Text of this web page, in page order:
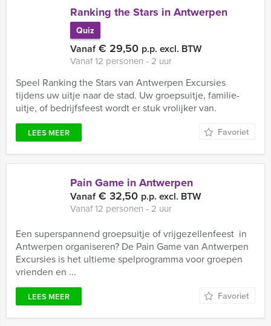
Ranking the Stars in Antwerpen
Quiz
Vanaf€ 29,50 p.p. excl. BTW
Vanaf 12 personen ‐ 2 uur
Speel Ranking the Stars van Antwerpen Excursies
tijdens uw uitje naar de stad. Uw groepsuitje, familie-
uitje, of bedrijfsfeest wordt er stuk vrolijker van.
LEES MEER Favoriet
Pain Game in Antwerpen
Vanaf€ 32,50 p.p. excl. BTW
Vanaf 12 personen ‐ 2 uur
Een superspannend groepsuitje of vrijgezellenfeest in
Antwerpen organiseren? De Pain Game van Antwerpen
Excursies is het ultieme spelprogramma voor groepen
vrienden en ...
LEES MEER Favoriet